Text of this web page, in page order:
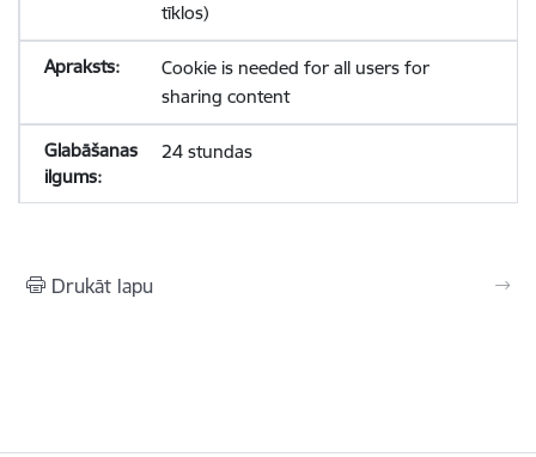
tīklos)
Cookie is needed for all users for
sharing content
24 stundas
Drukāt lapu